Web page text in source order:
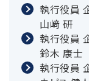
執行役員
山﨑 研
執行役員
鈴木 康士
執行役員